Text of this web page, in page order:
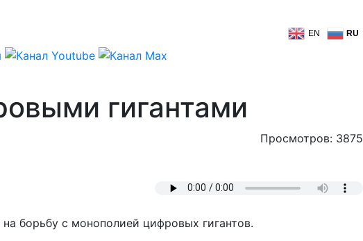
EN RU
гигантами
Просмотров: 3875
борьбу с монополией цифровых гигантов.